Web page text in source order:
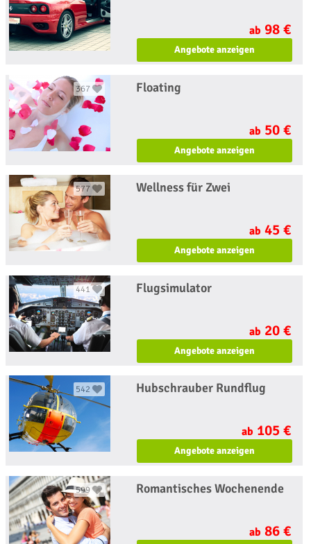
ab 98 €
Angebote anzeigen
367 Floating
ab 50 €
Angebote anzeigen
577 Wellness für Zwei
ab 45 €
Angebote anzeigen
441 Flugsimulator
ab 20 €
Angebote anzeigen
542 Hubschrauber Rundflug
ab 105 €
Angebote anzeigen
599 Romantisches Wochenende
ab 86 €